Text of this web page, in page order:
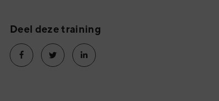
Deel deze training